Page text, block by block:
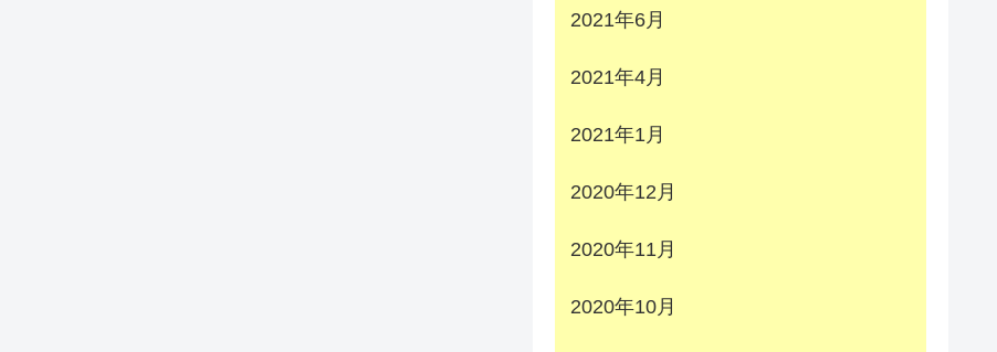
2021年6月
2021年4月
2021年1月
2020年12月
2020年11月
2020年10月